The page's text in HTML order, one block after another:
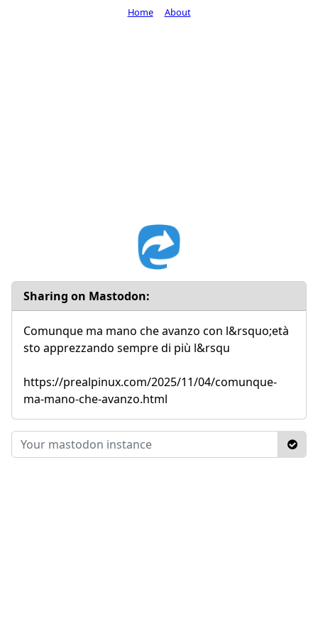
Sharing on Mastodon:
Comunque ma mano che avanzo con l&rsquo;età
sto apprezzando sempre di più l&rsqu
https://prealpinux.com/2025/11/04/comunque-
ma-mano-che-avanzo.html
Home About